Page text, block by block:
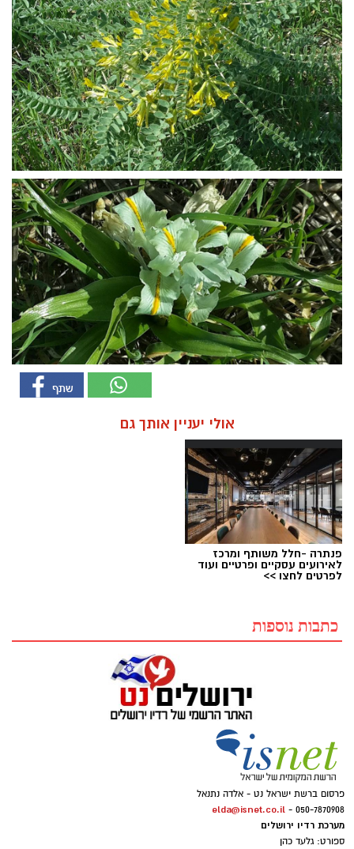
אולי יעניין אותך גם
פנתרה -חלל משותף ומרכז
לאירועים עסקיים ופרטיים ועוד
לפרטים לחצו >>
כתבות נוספות
פרסום ברשת ישראל נט - אלדה נתנאל
050-7870908 -
elda@isnet.co.il
מערכת רדיו ירושלים
ספורט: גלעד כהן